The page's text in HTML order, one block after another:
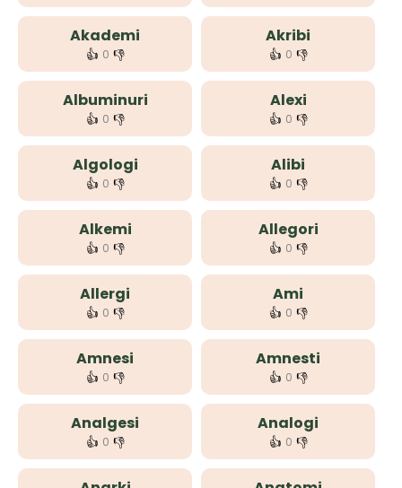
Akademi
👍 0 👎
Akribi
👍 0 👎
Albuminuri
👍 0 👎
Alexi
👍 0 👎
Algologi
👍 0 👎
Alibi
👍 0 👎
Alkemi
👍 0 👎
Allegori
👍 0 👎
Allergi
👍 0 👎
Ami
👍 0 👎
Amnesi
👍 0 👎
Amnesti
👍 0 👎
Analgesi
👍 0 👎
Analogi
👍 0 👎